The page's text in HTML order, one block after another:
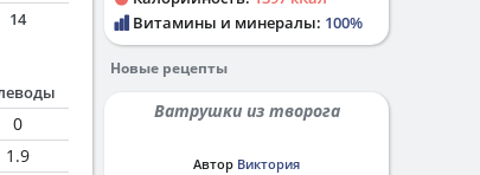
14
0
1.9
Витамины и минералы: 100%
Новые рецепты
Ватрушки из творога
Автор Виктория